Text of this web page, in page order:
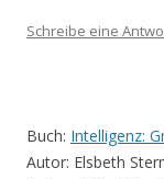
Schreibe eine
Buch: Intelligenz:
Autor: Elsbeth